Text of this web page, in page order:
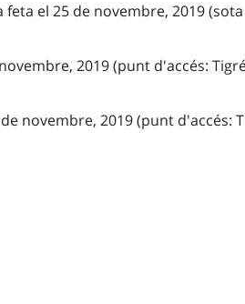
el 25 de novembre, 2019
2019 (punt d'accés:
novembre, 2019 (punt d'accés: